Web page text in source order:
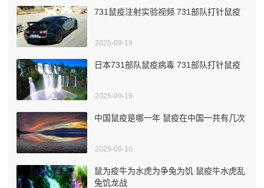
731鼠疫注射实验视频 731部队打针鼠疫
2025-09-19
日本731部队鼠疫病毒 731部队打针鼠疫
2025-09-19
中国鼠疫是哪一年 鼠疫在中国一共有几次
2025-09-10
鼠为疫牛为水虎为争兔为饥 鼠疫牛水虎乱
兔饥龙战